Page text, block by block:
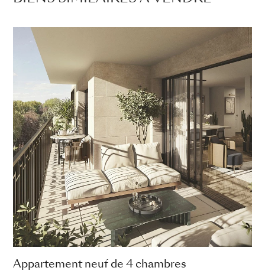
Appartement neuf de 4 chambres